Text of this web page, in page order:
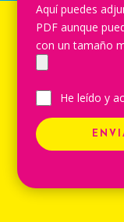
Aquí puedes
PDF aunque
con un tamaño
He leído y